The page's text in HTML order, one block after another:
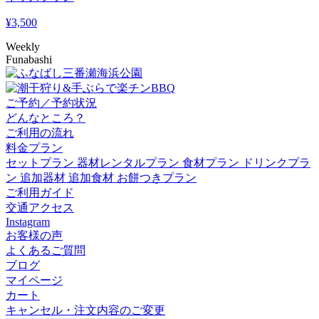
¥3,500
Weekly
Funabashi
ご予約／予約状況
どんなところ？
ご利用の流れ
料金プラン
セットプラン 器材レンタルプラン 食材プラン ドリンクプラ
ン 追加器材 追加食材 お餅つきプラン
ご利用ガイド
交通アクセス
Instagram
お客様の声
よくあるご質問
ブログ
マイページ
カート
キャンセル・注文内容のご変更